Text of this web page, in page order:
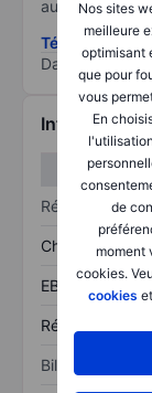
Nos sites
meilleure
optimisant
que pour
vous
En
de
moment
cookies.
cookies
au risque le
Télécharger
Data provided
Résultats
Chiffre
EBITDA
Résultat net
Bilan